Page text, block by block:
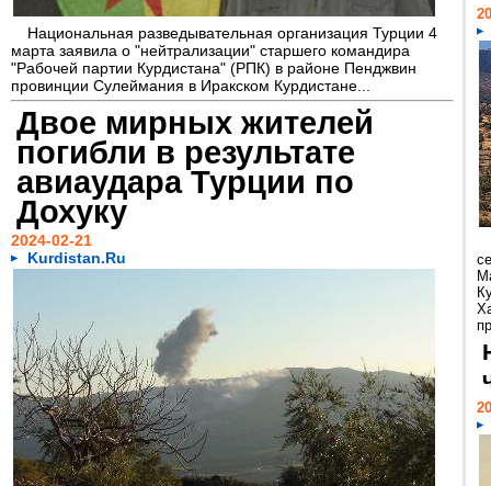
Национальная разведывательная организация Турции 4
марта заявила о "нейтрализации" старшего командира
"Рабочей партии Курдистана" (РПК) в районе Пенджвин
провинции Сулеймания в Иракском Курдистане...
Двое мирных жителей
погибли в результате
авиаудара Турции по
Дохуку
2024-02-21
Kurdistan.Ru